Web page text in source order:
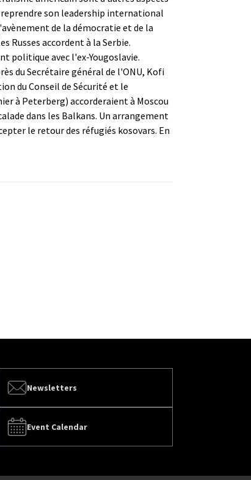
son leadership international
de la démocratie et de la
Russes accordent à la Serbie.
politique avec l'ex-Yougoslavie.
du Secrétaire général de l'ONU, Kofi
du Conseil de Sécurité et le
à Peterberg) accorderaient à Moscou
dans les Balkans. Un arrangement
le retour des réfugiés kosovars. En
Newsletters
Event Calendar